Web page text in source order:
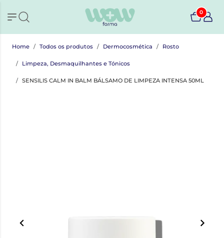
0
Home Todos os produtos Dermocosmética Rosto
Limpeza, Desmaquilhantes e Tónicos
SENSILIS CALM IN BALM BÁLSAMO DE LIMPEZA INTENSA 50ML